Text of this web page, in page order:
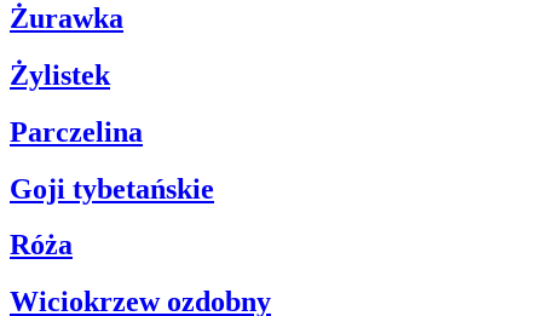
Żurawka
Żylistek
Parczelina
Goji tybetańskie
Róża
Wiciokrzew ozdobny